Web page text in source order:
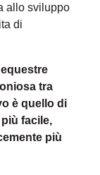
allo sviluppo
di
tra
è quello di
facile,
più